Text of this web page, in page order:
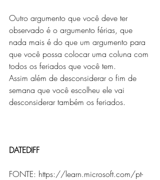
Outro argumento que você deve ter
observado é o argumento férias, que
nada mais é do que um argumento para
que você possa colocar uma coluna com
todos os feriados que você tem.
Assim além de desconsiderar o fim de
semana que você escolheu ele vai
desconsiderar também os feriados.
DATEDIFF
FONTE: https://learn.microsoft.com/pt-